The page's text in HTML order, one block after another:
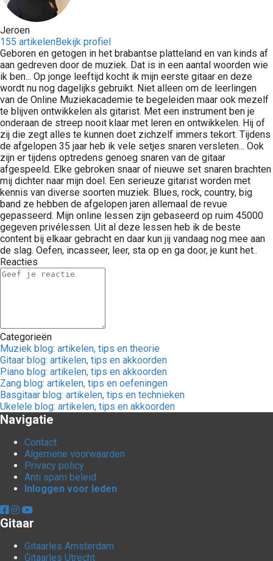
Jeroen
155 artikelenBekijk profiel
Geboren en getogen in het brabantse platteland en van kinds af
aan gedreven door de muziek. Dat is in een aantal woorden wie
ik ben... Op jonge leeftijd kocht ik mijn eerste gitaar en deze
wordt nu nog dagelijks gebruikt. Niet alleen om de leerlingen
van de Online Muziekacademie te begeleiden maar ook mezelf
te blijven ontwikkelen als gitarist. Met een instrument ben je
onderaan de streep nooit klaar met leren en ontwikkelen. Hij of
zij die zegt alles te kunnen doet zichzelf immers tekort. Tijdens
de afgelopen 35 jaar heb ik vele setjes snaren versleten... Ook
zijn er tijdens optredens genoeg snaren van de gitaar
afgespeeld. Elke gebroken snaar of nieuwe set snaren brachten
mij dichter naar mijn doel. Een serieuze gitarist worden met
kennis van diverse soorten muziek. Blues, rock, country, big
band ze hebben de afgelopen jaren allemaal de revue
gepasseerd. Mijn online lessen zijn gebaseerd op ruim 45000
gegeven privélessen. Uit al deze lessen heb ik de beste
content bij elkaar gebracht en daar kun jij vandaag nog mee aan
de slag. Oefen, incasseer, leer, sta op en ga door, je kunt het..
Reacties
Categorieën
Muziek blog: artikelen, tips en theorie
Gitaar blog: artikelen, tips en akkoorden
Piano blog: artikelen, tips en akkoorden
Zang blog: artikelen, tips en oefeningen
Basgitaar blog: artikelen, tips en technieken
Ukelele blog: artikelen, tips en akkoorden
Navigatie
Contact
Algemene voorwaarden
Privacy policy
Anti spam beleid
Inloggen voor leden
Gitaar
Gitaarles Amsterdam
Gitaarles Utrecht